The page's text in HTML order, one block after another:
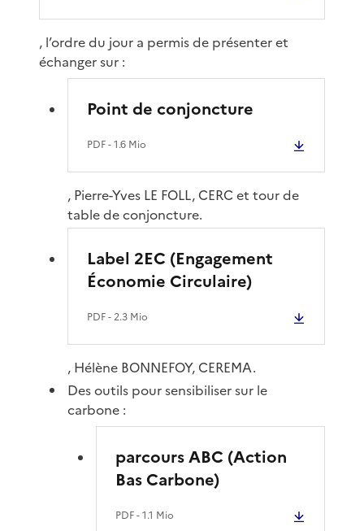
, l’ordre du jour a permis de présenter et
échanger sur :
Point de conjoncture
PDF- 1.6 Mio
, Pierre-Yves LE FOLL, CERC et tour de
table de conjoncture.
Label 2EC (Engagement
Économie Circulaire)
PDF- 2.3 Mio
, Hélène BONNEFOY, CEREMA.
Des outils pour sensibiliser sur le
carbone :
parcours ABC (Action
Bas Carbone)
PDF- 1.1 Mio